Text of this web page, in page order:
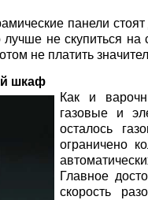
панели
лучше не скупиться
не платить
шкаф
Как и
газовые и
осталось
ограничено
Главное
скорость